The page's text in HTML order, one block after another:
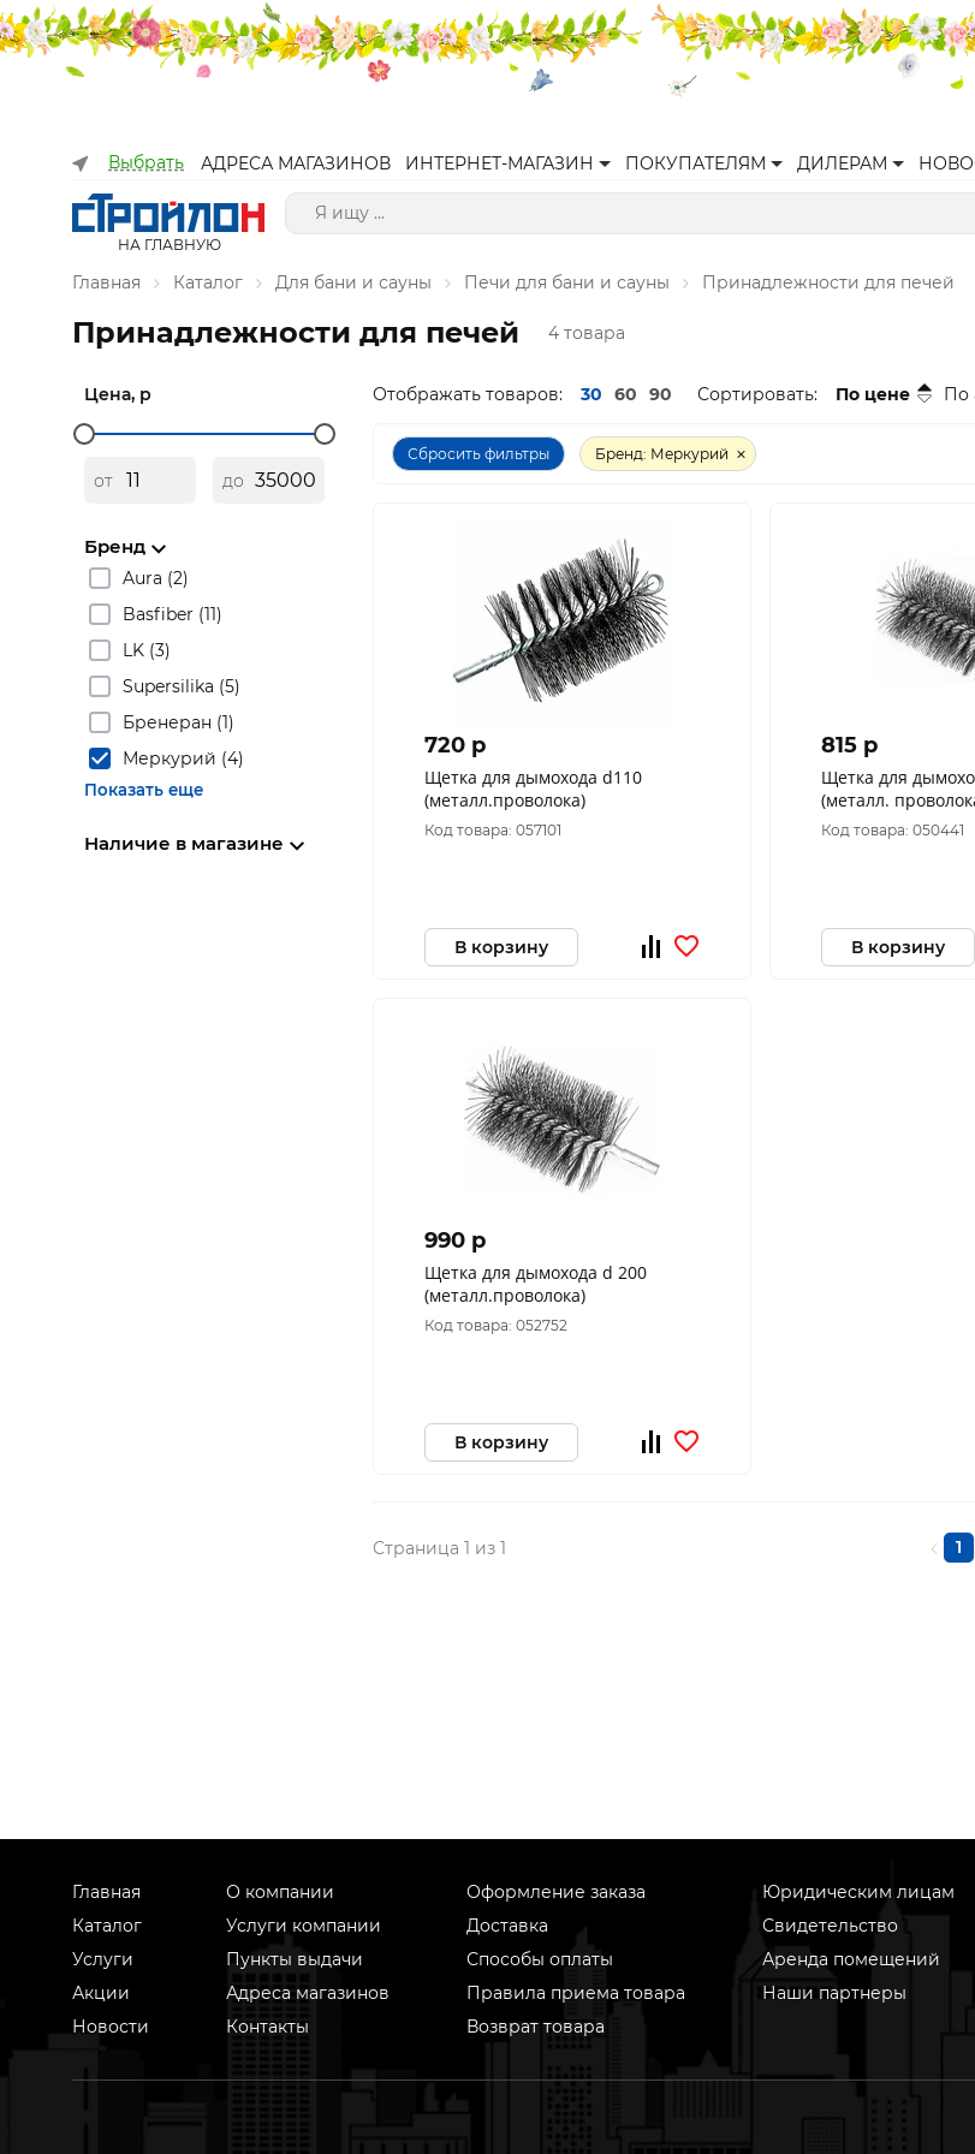
Выбрать АДРЕСА МАГАЗИНОВ ИНТЕРНЕТ-МАГАЗИН ПОКУПАТЕЛЯМ ДИЛЕРАМ
НА ГЛАВНУЮ
Главная Каталог Для бани и сауны Печи для бани и сауны Принадлежности для печей
Принадлежности для печей 4 товара
Цена, р
от до
Бренд
Aura (2)
Basfiber (11)
LK (3)
Supersilika (5)
Бренеран (1)
Меркурий (4)
Показать еще
Наличие в магазине
Отображать товаров: 30 60 90 Сортировать: По цене По
Сбросить фильтры Бренд: Меркурий
720 p
Щетка для дымохода d110
(металл.проволока)
Код товара: 057101
В корзину
815 p
Щетка для
(металл.
Код товара: 050441
В корзину
990 p
Щетка для дымохода d 200
(металл.проволока)
Код товара: 052752
В корзину
Страница 1 из 1 1
Главная
Каталог
Услуги
Акции
Новости
О компании
Услуги компании
Пункты выдачи
Адреса магазинов
Контакты
Оформление заказа
Доставка
Способы оплаты
Правила приема товара
Возврат товара
Юридическим лицам
Свидетельство
Аренда помещений
Наши партнеры